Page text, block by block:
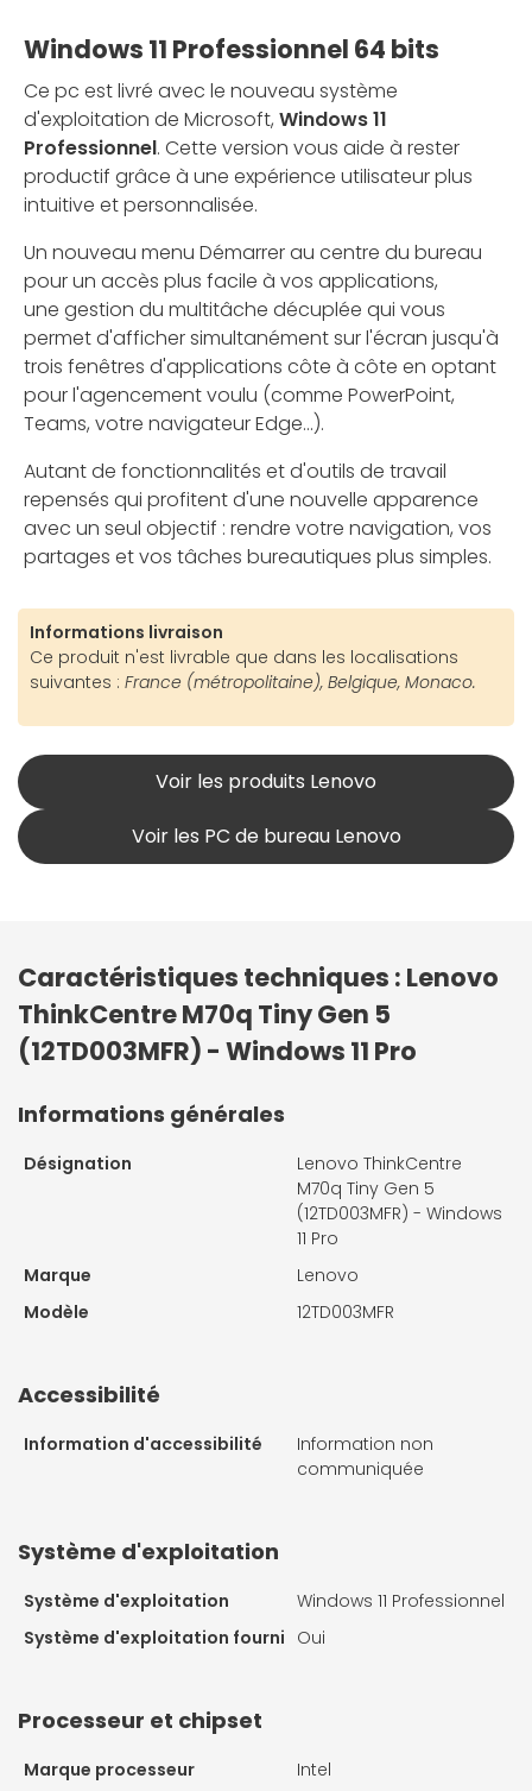
Windows 11 Professionnel 64 bits
Ce pc est livré avec le nouveau système
d'exploitation de Microsoft, Windows 11
Professionnel. Cette version vous aide à rester
productif grâce à une expérience utilisateur plus
intuitive et personnalisée.
Un nouveau menu Démarrer au centre du bureau
pour un accès plus facile à vos applications,
une gestion du multitâche décuplée qui vous
permet d'afficher simultanément sur l'écran jusqu'à
trois fenêtres d'applications côte à côte en optant
pour l'agencement voulu (comme PowerPoint,
Teams, votre navigateur Edge...).
Autant de fonctionnalités et d'outils de travail
repensés qui profitent d'une nouvelle apparence
avec un seul objectif : rendre votre navigation, vos
partages et vos tâches bureautiques plus simples.
Informations livraison
Ce produit n'est livrable que dans les localisations
suivantes : France (métropolitaine), Belgique, Monaco.
Voir les produits Lenovo
Voir les PC de bureau Lenovo
Caractéristiques techniques : Lenovo
ThinkCentre M70q Tiny Gen 5
(12TD003MFR) - Windows 11 Pro
Informations générales
Désignation
Lenovo ThinkCentre
M70q Tiny Gen 5
(12TD003MFR) - Windows
11 Pro
Marque
Lenovo
Modèle
12TD003MFR
Accessibilité
Information d'accessibilité
Information non
communiquée
Système d'exploitation
Système d'exploitation
Windows 11 Professionnel
Système d'exploitation fourni Oui
Processeur et chipset
Marque processeur Intel